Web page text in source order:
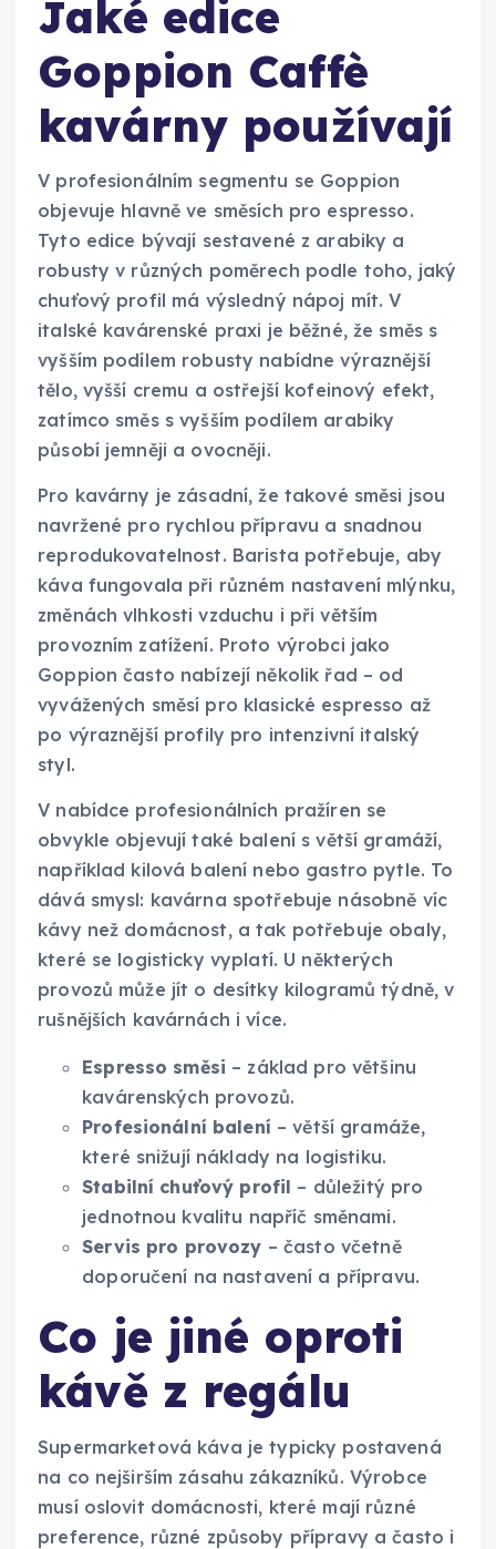
Jaké edice
Goppion Caffè
kavárny používají
V profesionálním segmentu se Goppion
objevuje hlavně ve směsích pro espresso.
Tyto edice bývají sestavené z arabiky a
robusty v různých poměrech podle toho, jaký
chuťový profil má výsledný nápoj mít. V
italské kavárenské praxi je běžné, že směs s
vyšším podílem robusty nabídne výraznější
tělo, vyšší cremu a ostřejší kofeinový efekt,
zatímco směs s vyšším podílem arabiky
působí jemněji a ovocněji.
Pro kavárny je zásadní, že takové směsi jsou
navržené pro rychlou přípravu a snadnou
reprodukovatelnost. Barista potřebuje, aby
káva fungovala při různém nastavení mlýnku,
změnách vlhkosti vzduchu i při větším
provozním zatížení. Proto výrobci jako
Goppion často nabízejí několik řad – od
vyvážených směsí pro klasické espresso až
po výraznější profily pro intenzivní italský
styl.
V nabídce profesionálních pražíren se
obvykle objevují také balení s větší gramáží,
například kilová balení nebo gastro pytle. To
dává smysl: kavárna spotřebuje násobně víc
kávy než domácnost, a tak potřebuje obaly,
které se logisticky vyplatí. U některých
provozů může jít o desítky kilogramů týdně, v
rušnějších kavárnách i více.
Espresso směsi – základ pro většinu
kavárenských provozů.
Profesionální balení – větší gramáže,
které snižují náklady na logistiku.
Stabilní chuťový profil – důležitý pro
jednotnou kvalitu napříč směnami.
Servis pro provozy – často včetně
doporučení na nastavení a přípravu.
Co je jiné oproti
kávě z regálu
Supermarketová káva je typicky postavená
na co nejširším zásahu zákazníků. Výrobce
musí oslovit domácnosti, které mají různé
preference, různé způsoby přípravy a často i